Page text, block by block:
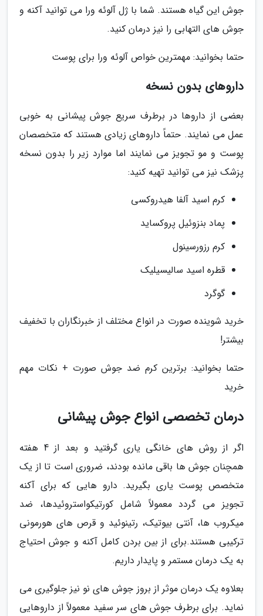
جوش این گیاه هستند. شما با ژل آلوئه ورا می توانید آکنه و
جوش های التهابی را نیز درمان کنید.
حتما بخوانید: مهمترین خواص آلوئه ورا برای پوست
داروهای بدون نسخه
بعضی از داروها در برطرف سریع جوش پیشانی به خوبی
عمل می نمایند. حتماً داروهای زیادی هستند که متخصصان
پوست و مو تجویز می نمایند اما موارد زیر را بدون نسخه
پزشک نیز می توانید تهیه کنید:
کرم اسید آلفا هیدروکسی
پماد بنزوئیل پروکساید
کرم رزورسینول
قطره اسید سالیسیلیک
گوگرد
خرید شوینده صورت در انواع مختلف از خبرنگاران با تخفیف
بیشتر!
حتما بخوانید: برترین کرم ضد جوش صورت + نکات مهم
خرید
درمان تخصصی انواع جوش پیشانی
اگر از روش های خانگی یاری گرفتید و بعد از 4 هفته
همچنان جوش ها باقی مانده بودند، ضروری است تا از یک
متخصص پوست یاری بگیرید. دارو هایی که برای آکنه
تجویز می گردد معمولاً شامل کورتیکواستروئیدها، ضد
میکروب ها، آنتی بیوتیک، رتینوئید و قرص های هورمونی
ترکیبی هستند.برای از بین بردن کامل آکنه و جوش احتیاج
به یک درمان مستمر و پایدار داریم.
بعلاوه یک درمان موثر از بروز جوش های نو نیز جلوگیری می
نماید. برای برطرف جوش های سر سفید معمولاً از داروهایی